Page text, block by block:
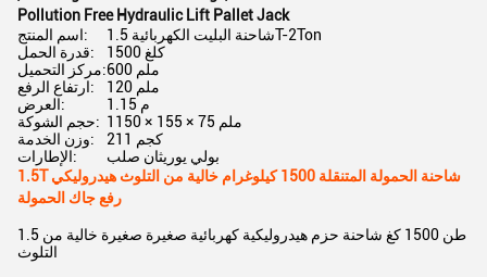
Pollution Free Hydraulic Lift Pallet Jack
اسم المنتج:
شاحنة البليت الكهربائية 1.5T-2Ton
قدرة الحمل:
1500 كلغ
مركز التحميل:
600 ملم
ارتفاع الرفع:
120 ملم
العرض:
1.15 م
حجم الشوكة:
1150 × 155 × 75 ملم
وزن الخدمة:
211 كجم
الإطارات:
بولي يوريثان صلب
1.5T شاحنة الحمولة المتنقلة 1500 كيلوغرام خالية من التلوث هيدروليكي
رفع جاك الحمولة
1.5 طن 1500 كغ شاحنة حزم هيدروليكية كهربائية صغيرة صغيرة خالية من
التلوث